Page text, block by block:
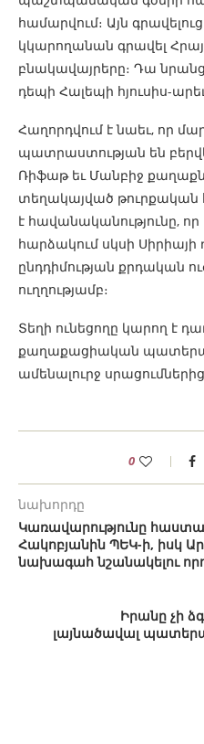
համարվում։ Այն
կկարողանան գրավել
բնակավայրերը։ Դա
դեպի Հալեպի հյուսիս-
Հաղորդվում է նաեւ, որ
պատրաստության են
Ռիֆաթ եւ Մանբիջ
տեղակայված թուրքական
է հավանականությունը,
հարձակում սկսի
ընդդիմության քրդական
ուղղությամբ։
Տեղի ունեցողը կարող է
քաղաքացիական
ամենալուրջ սրացումներից
0
նախորդը
Կառավարությունը
Հակոբյանին ՊԵԿ-ի, իսկ
նախագահ նշանակելու
Իրանը չի
լայնածավալ